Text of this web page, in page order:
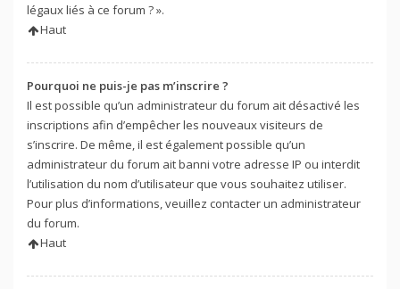
légaux liés à ce forum ? ».
Haut
Pourquoi ne puis-je pas m’inscrire ?
Il est possible qu’un administrateur du forum ait désactivé les
inscriptions afin d’empêcher les nouveaux visiteurs de
s’inscrire. De même, il est également possible qu’un
administrateur du forum ait banni votre adresse IP ou interdit
l’utilisation du nom d’utilisateur que vous souhaitez utiliser.
Pour plus d’informations, veuillez contacter un administrateur
du forum.
Haut